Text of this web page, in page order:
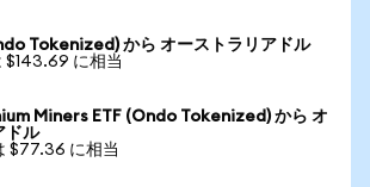
Tokenized) から オーストラリアドル
$143.69 に相当
Miners ETF (Ondo Tokenized) から オ
ドル
$77.36 に相当